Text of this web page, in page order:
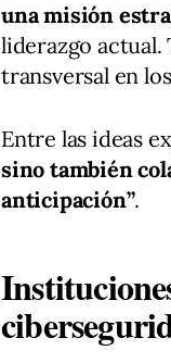
una misión
liderazgo
transversal en
Entre las ideas
sino también
anticipación”.